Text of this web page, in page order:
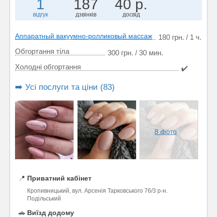
1
відгук
187
дзвінків
40 р.
досвід
Аппаратный вакуумно-ролликовый массаж
180 грн. / 1 ч.
Обгортання тіла
300 грн. / 30 мин.
Холодні обгортання
✔️
➡️ Усі послуги та ціни (83)
8 фото
📍 Приватний кабінет
Кропивницький, вул. Арсенія Тарковського 76/3 р-н.
Подільський
🚗 Виїзд додому